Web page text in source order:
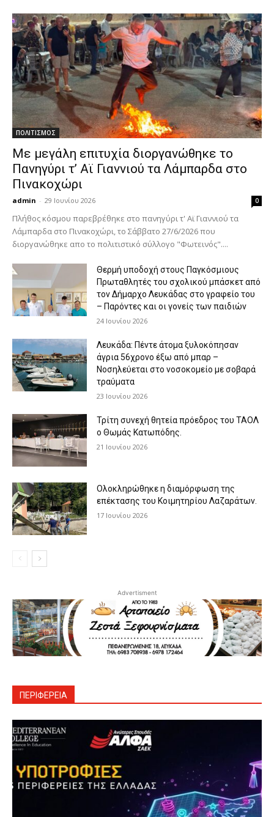
ΠΟΛΙΤΙΣΜΟΣ
Με μεγάλη επιτυχία διοργανώθηκε το
Πανηγύρι τ’ Αϊ Γιαννιού τα Λάμπαρδα στο
Πινακοχώρι
admin - 29 Ιουνίου 2026 0
Πλήθος κόσμου παρεβρέθηκε στο πανηγύρι τ' Αϊ Γιαννιού τα
Λάμπαρδα στο Πινακοχώρι, το Σάββατο 27/6/2026 που
διοργανώθηκε απο το πολιτιστικό σύλλογο "Φωτεινός"....
Θερμή υποδοχή στους Παγκόσμιους
Πρωταθλητές του σχολικού μπάσκετ από
τον Δήμαρχο Λευκάδας στο γραφείο του
– Παρόντες και οι γονείς των παιδιών
24 Ιουνίου 2026
Λευκάδα: Πέντε άτομα ξυλοκόπησαν
άγρια 56χρονο έξω από μπαρ –
Νοσηλεύεται στο νοσοκομείο με σοβαρά
τραύματα
23 Ιουνίου 2026
Τρίτη συνεχή θητεία πρόεδρος του ΤΑΟΛ
ο Θωμάς Κατωπόδης.
21 Ιουνίου 2026
Ολοκληρώθηκε η διαμόρφωση της
επέκτασης του Κοιμητηρίου Λαζαράτων.
17 Ιουνίου 2026
Advertisment
ΠΕΡΙΦΕΡΕΙΑ